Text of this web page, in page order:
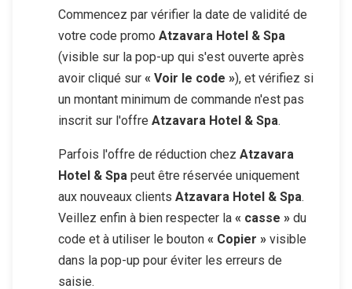
Commencez par vérifier la date de validité de
votre code promo Atzavara Hotel & Spa
(visible sur la pop-up qui s'est ouverte après
avoir cliqué sur « Voir le code »), et vérifiez si
un montant minimum de commande n'est pas
inscrit sur l'offre Atzavara Hotel & Spa.
Parfois l'offre de réduction chez Atzavara
Hotel & Spa peut être réservée uniquement
aux nouveaux clients Atzavara Hotel & Spa.
Veillez enfin à bien respecter la « casse » du
code et à utiliser le bouton « Copier » visible
dans la pop-up pour éviter les erreurs de
saisie.